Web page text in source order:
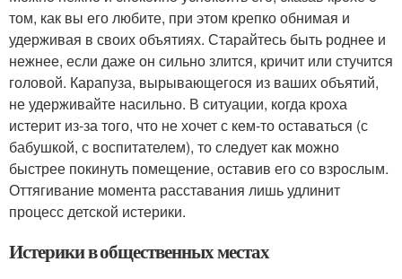
том, как вы его любите, при этом крепко обнимая и
удерживая в своих объятиях. Старайтесь быть роднее и
нежнее, если даже он сильно злится, кричит или стучится
головой. Карапуза, вырывающегося из ваших объятий,
не удерживайте насильно. В ситуации, когда кроха
истерит из-за того, что не хочет с кем-то оставаться (с
бабушкой, с воспитателем), то следует как можно
быстрее покинуть помещение, оставив его со взрослым.
Оттягивание момента расставания лишь удлинит
процесс детской истерики.
Истерики в общественных местах